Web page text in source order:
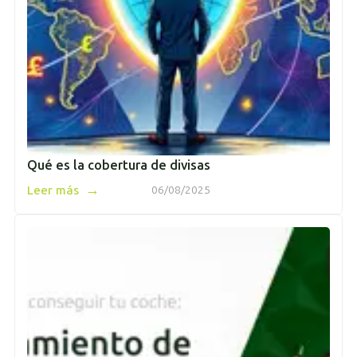
Qué es la cobertura de divisas
06/08/2025
Leer más →